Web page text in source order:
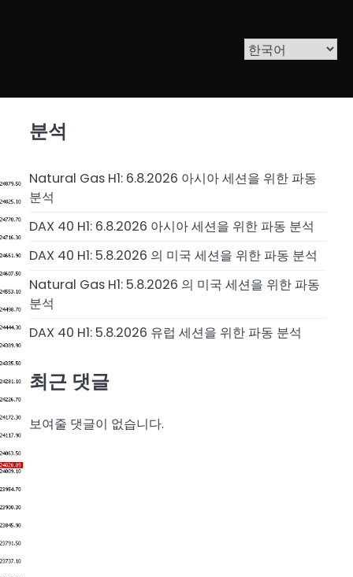
분석
Natural Gas H1: 6.8.2026 아시아 세션을 위한 파동
분석
DAX 40 H1: 6.8.2026 아시아 세션을 위한 파동 분석
DAX 40 H1: 5.8.2026 의 미국 세션을 위한 파동 분석
Natural Gas H1: 5.8.2026 의 미국 세션을 위한 파동
분석
DAX 40 H1: 5.8.2026 유럽 세션을 위한 파동 분석
최근 댓글
보여줄 댓글이 없습니다.